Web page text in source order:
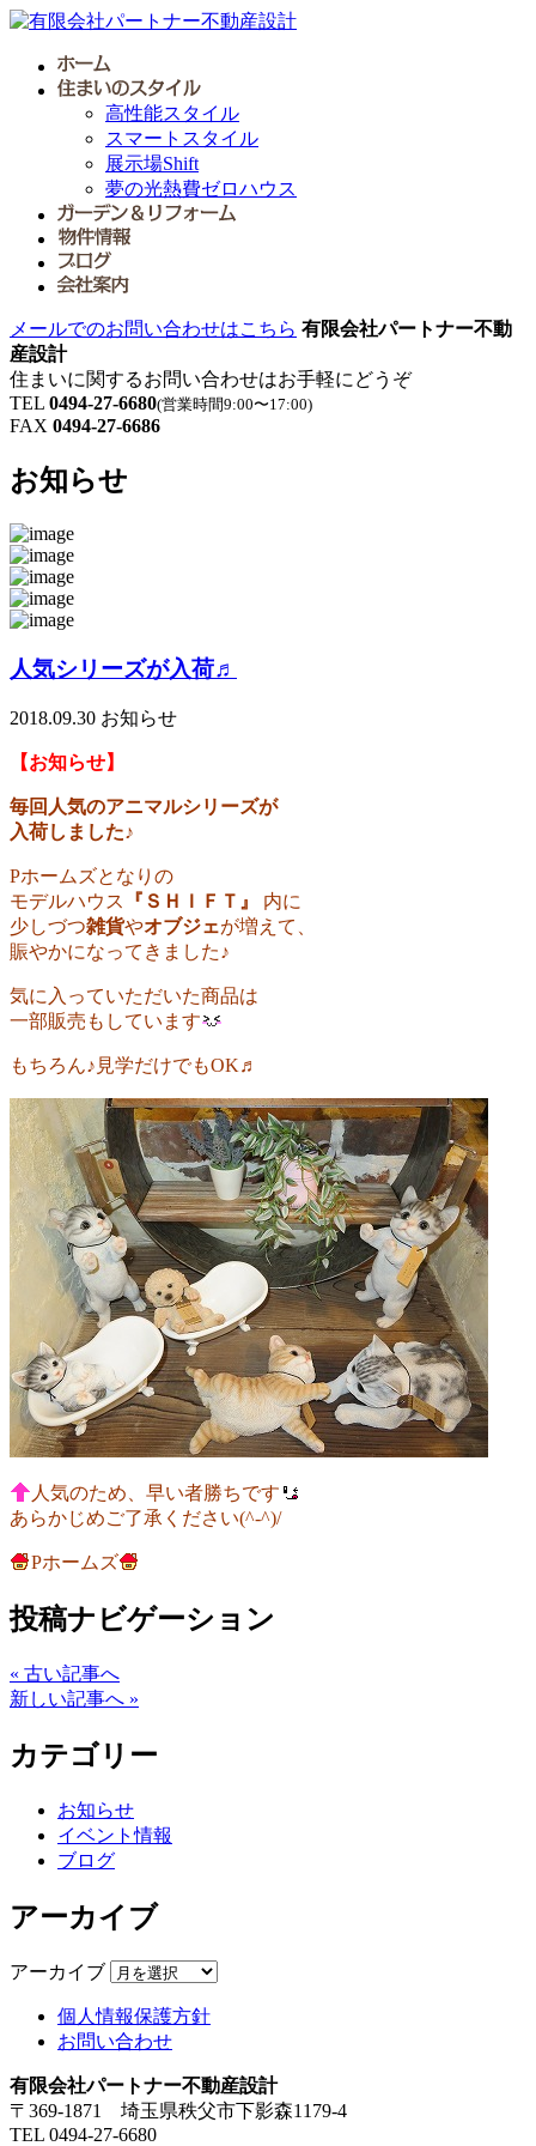
高性能スタイル
スマートスタイル
展示場Shift
夢の光熱費ゼロハウス
メールでのお問い合わせはこちら 有限会社パートナー不動
産設計
住まいに関するお問い合わせはお手軽にどうぞ
TEL 0494-27-6680(営業時間9:00〜17:00)
FAX 0494-27-6686
お知らせ
人気シリーズが入荷♬
2018.09.30 お知らせ
【お知らせ】
毎回人気のアニマルシリーズが
入荷しました♪
Pホームズとなりの
モデルハウス
『ＳＨＩＦＴ』
内に
少しづつ雑貨やオブジェが増えて、
賑やかになってきました♪
気に入っていただいた商品は
一部販売もしています
もちろん♪ 見学だけでもOK♬
人気のため、早い者勝ちです
あらかじめご了承ください(^-^)/
Pホームズ
投稿ナビゲーション
« 古い記事へ
新しい記事へ »
カテゴリー
お知らせ
イベント情報
ブログ
アーカイブ
アーカイブ
個人情報保護方針
お問い合わせ
有限会社パートナー不動産設計
〒369-1871 埼玉県秩父市下影森1179-4
TEL 0494-27-6680